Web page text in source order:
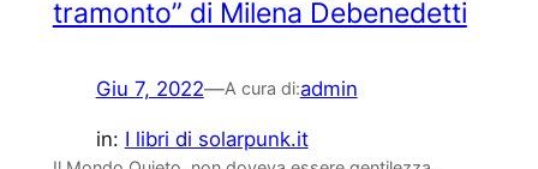
tramonto” di Milena Debenedetti
Giu 7, 2022—A cura di:admin
in: I libri di solarpunk.it